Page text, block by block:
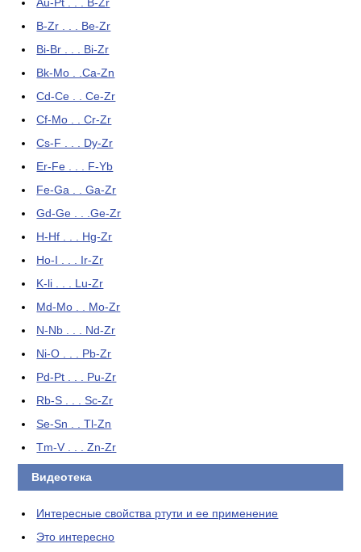
B-Zr . . . Be-Zr
Bi-Br . . . Bi-Zr
Bk-Mo . .Ca-Zn
Cd-Ce . . Ce-Zr
Cf-Mo . . Cr-Zr
Cs-F . . . Dy-Zr
Er-Fe . . . F-Yb
Fe-Ga . . Ga-Zr
Gd-Ge . . .Ge-Zr
H-Hf . . . Hg-Zr
Ho-I . . . Ir-Zr
K-li . . . Lu-Zr
Md-Mo . . Mo-Zr
N-Nb . . . Nd-Zr
Ni-O . . . Pb-Zr
Pd-Pt . . . Pu-Zr
Rb-S . . . Sc-Zr
Se-Sn . . Tl-Zn
Tm-V . . . Zn-Zr
Видеотека
Интересные свойства ртути и ее применение
Это интересно